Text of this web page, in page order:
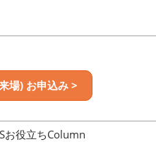
場) お申込み >
お役立ちColumn